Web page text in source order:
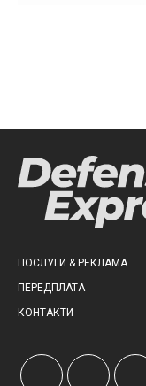
ПОСЛУГИ & РЕКЛАМА
ПЕРЕДПЛАТА
КОНТАКТИ